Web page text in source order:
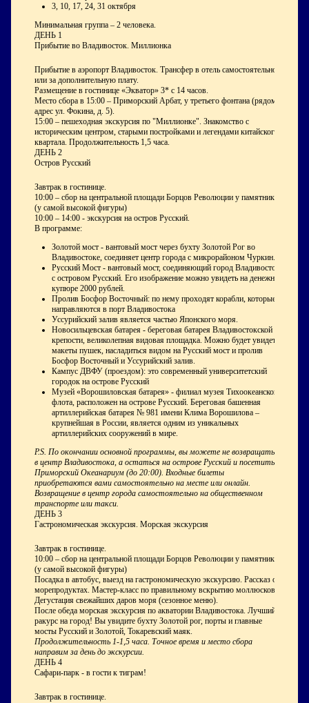
3, 10, 17, 24, 31 октября
Минимальная группа – 2 человека.
ДЕНЬ 1
Прибытие во Владивосток. Миллионка
Прибытие в аэропорт Владивосток. Трансфер в отель самостоятельно
или за дополнительную плату.
Размещение в гостинице «Экватор» 3* с 14 часов.
Место сбора в 15:00 – Приморский Арбат, у третьего фонтана (рядом
адрес ул. Фокина, д. 5).
15:00 – пешеходная экскурсия по "Миллионке". Знакомство с
историческим центром, старыми постройками и легендами китайского
квартала. Продолжительность 1,5 часа.
ДЕНЬ 2
Остров Русский
Завтрак в гостинице.
10:00 – сбор на центральной площади Борцов Революции у памятника
(у самой высокой фигуры)
10:00 – 14:00 - экскурсия на остров Русский.
В программе:
Золотой мост - вантовый мост через бухту Золотой Рог во
Владивостоке, соединяет центр города с микрорайоном Чуркин.
Русский Мост - вантовый мост, соединяющий город Владивосток
с островом Русский. Его изображение можно увидеть на денежной
купюре 2000 рублей.
Пролив Босфор Восточный: по нему проходят корабли, которые
направляются в порт Владивостока
Уссурийский залив является частью Японского моря.
Новосильцевская батарея - береговая батарея Владивостокской
крепости, великолепная видовая площадка. Можно будет увидеть
макеты пушек, насладиться видом на Русский мост и пролив
Босфор Восточный и Уссурийский залив.
Кампус ДВФУ (проездом): это современный университетский
городок на острове Русский
Музей «Ворошиловская батарея» - филиал музея Тихоокеанского
флота, расположен на острове Русский. Береговая башенная
артиллерийская батарея № 981 имени Клима Ворошилова –
крупнейшая в России, является одним из уникальных
артиллерийских сооружений в мире.
P.S. По окончании основной программы, вы можете не возвращаться
в центр Владивостока, а остаться на острове Русский и посетить
Приморский Океанариум (до 20:00). Входные билеты
приобретаются вами самостоятельно на месте или онлайн.
Возвращение в центр города самостоятельно на общественном
транспорте или такси.
ДЕНЬ 3
Гастрономическая экскурсия. Морская экскурсия
Завтрак в гостинице.
10:00 – сбор на центральной площади Борцов Революции у памятника
(у самой высокой фигуры)
Посадка в автобус, выезд на гастрономическую экскурсию. Рассказ о
морепродуктах. Мастер-класс по правильному вскрытию моллюсков.
Дегустация свежайших даров моря (сезонное меню).
После обеда морская экскурсия по акватории Владивостока. Лучший
ракурс на город! Вы увидите бухту Золотой рог, порты и главные
мосты Русский и Золотой, Токаревский маяк.
Продолжительность 1-1,5 часа. Точное время и место сбора
направим за день до экскурсии.
ДЕНЬ 4
Сафари-парк - в гости к тиграм!
Завтрак в гостинице.